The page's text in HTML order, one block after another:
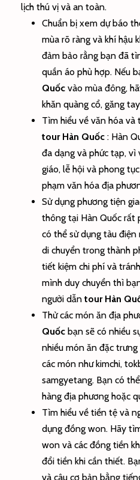
lịch thú vị và an toàn.
Chuẩn bị xem dự báo
mùa rõ ràng và khí hậu
đảm bảo rằng bạn đã
quần áo phù hợp. Nếu
Quốc vào mùa đông,
khăn quàng cổ, găng
Tìm hiểu về văn hóa và
tour Hàn Quốc : Hàn
đa dạng và phức tạp,
giáo, lễ hội và phong
phạm văn hóa địa
Sử dụng phương tiện
thông tại Hàn Quốc rất
có thể sử dụng tàu
di chuyển trong thành
tiết kiệm chi phí và
mình duy chuyển thì
người dẫn tour Hàn
Thử các món ăn địa
Quốc bạn sẽ có nhiều
nhiều món ăn đặc
các món như kimchi,
samgyetang. Bạn có
hàng địa phương hoặc
Tìm hiểu về tiền tệ và
dụng đồng won. Hãy
won và các đồng tiền
đổi tiền khi cần thiết.
và câu cơ bản bằng